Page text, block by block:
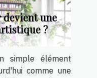
une
?
simple élément
comme une